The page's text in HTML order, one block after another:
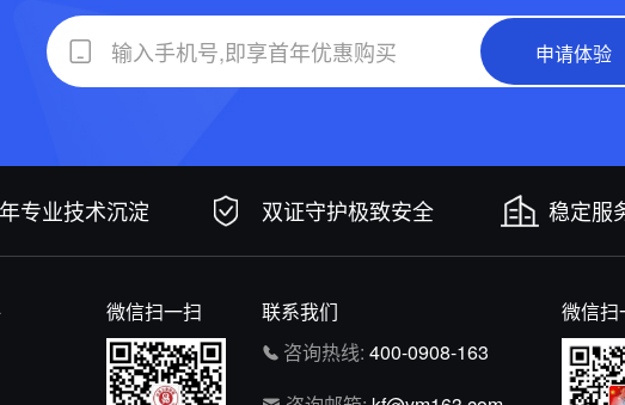
申请体验
专业技术沉淀 双证守护极致安全 稳定服
微信扫一扫
联系我们
咨询热线: 400-0908-163
微信扫